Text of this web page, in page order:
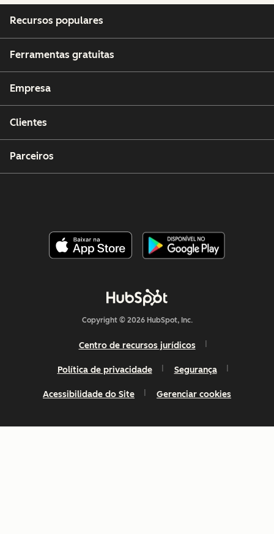
Recursos populares
Ferramentas gratuitas
Empresa
Clientes
Parceiros
Copyright © 2026 HubSpot, Inc.
Centro de recursos jurídicos
Política de privacidade Segurança
Acessibilidade do Site Gerenciar cookies